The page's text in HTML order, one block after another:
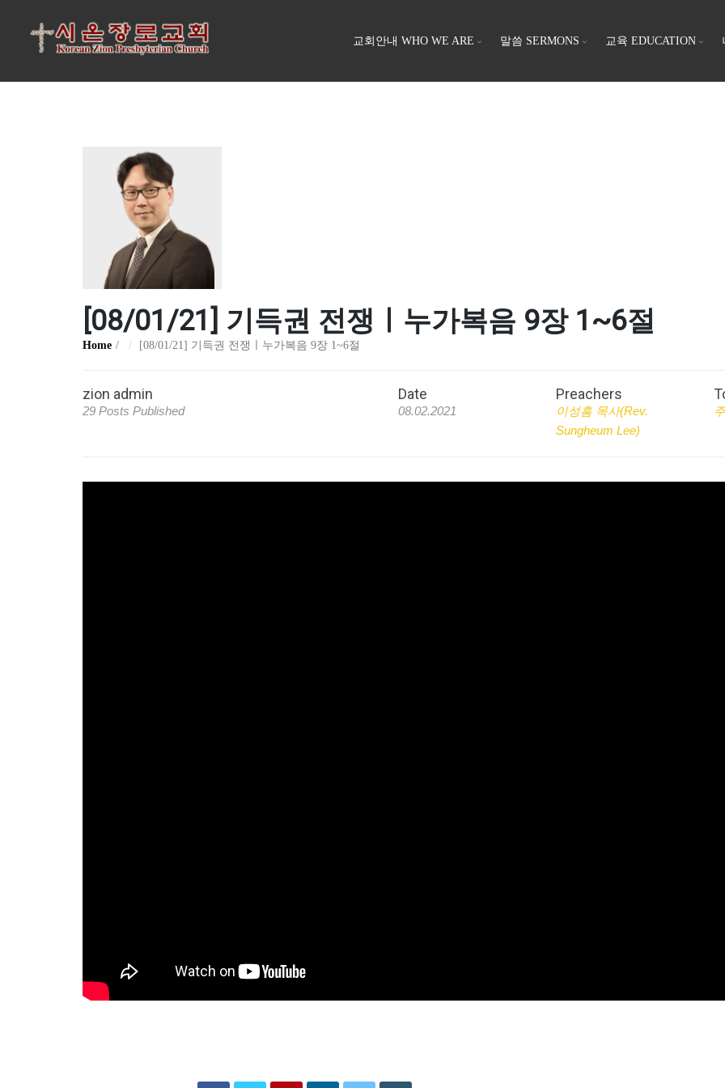
교회안내 WHO WE ARE 말씀 SERMONS 교육 EDUCATION
[08/01/21] 기득권 전쟁ㅣ누가복음 9장 1~6절
Home [08/01/21] 기득권 전쟁ㅣ누가복음 9장 1~6절
zion admin
29 Posts Published
Date
08.02.2021
Preachers
이성흠 목사(Rev.
Sungheum Lee)